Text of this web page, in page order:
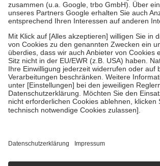
Verordnung.
Um das Engagement der Versicherten für ihre
stärken und die besondere Stellung der Familie
fallenkeine Zuzahlungenan bei:
• Kindern und Jugendlichen bis zum
mit Ausnahme der Fahrkosten
• Untersuchungen zur Vorsorge und
GKV getragen werden
• empfohlenen Schutzimpfungen
• Harn- und Blutteststreifen
getroffen, um sicherzustellen, dass es sich um
https://help.etrusted.com/hc/de/articles/